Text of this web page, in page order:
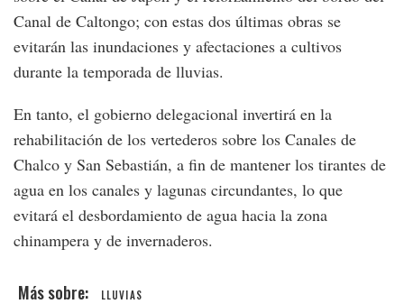
Canal de Caltongo; con estas dos últimas obras se
evitarán las inundaciones y afectaciones a cultivos
durante la temporada de lluvias.
En tanto, el gobierno delegacional invertirá en la
rehabilitación de los vertederos sobre los Canales de
Chalco y San Sebastián, a fin de mantener los tirantes de
agua en los canales y lagunas circundantes, lo que
evitará el desbordamiento de agua hacia la zona
chinampera y de invernaderos.
LLUVIAS